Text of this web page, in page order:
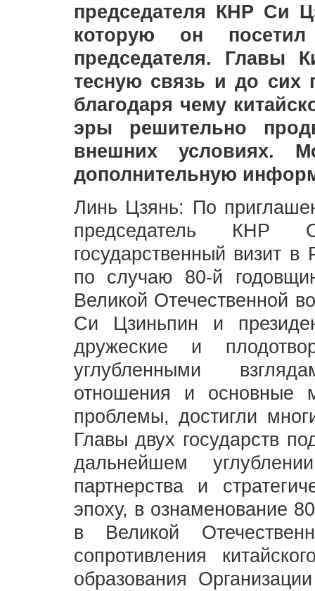
председателя КНР Си
которую он
председателя. Главы
тесную связь и до сих
благодаря чему
эры решительно
внешних условиях.
дополнительную
Линь Цзянь: По
председатель КНР
государственный визит в
по случаю 80-й
Великой Отечественной
Си Цзиньпин и
дружеские и
углубленными
отношения и основные
проблемы, достигли
Главы двух государств
дальнейшем
партнерства и
эпоху, в ознаменование
в Великой
сопротивления
образования